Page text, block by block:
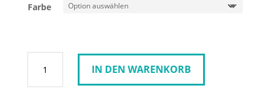
Farbe
Icons
IN DEN WARENKORB